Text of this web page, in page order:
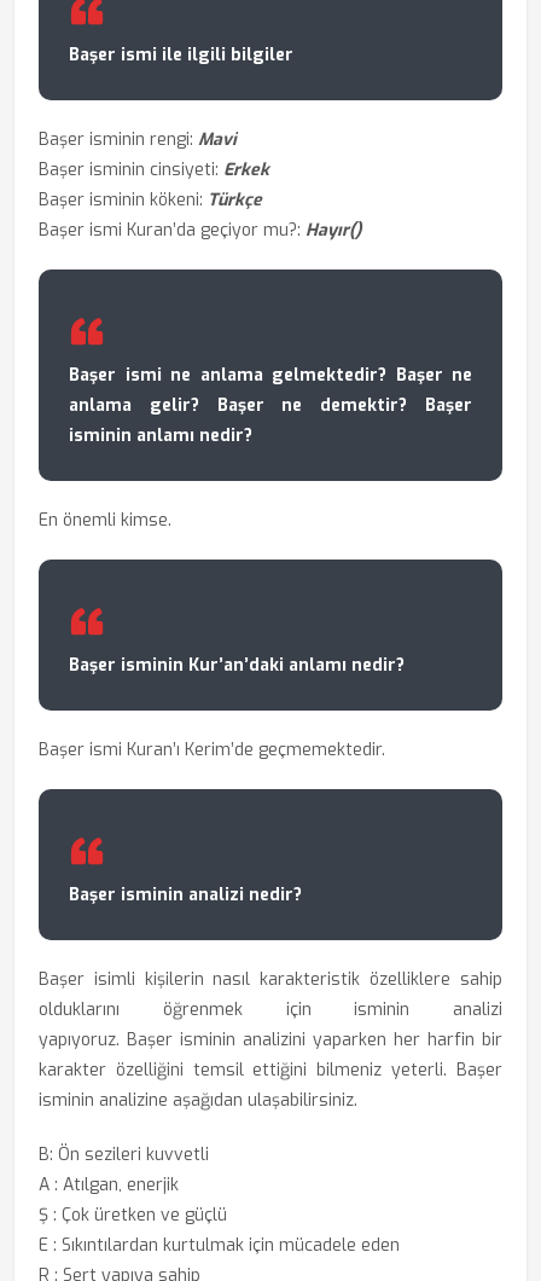
Başer ismi ile ilgili bilgiler
Başer isminin rengi: Mavi
Başer isminin cinsiyeti: Erkek
Başer isminin kökeni: Türkçe
Başer ismi Kuran’da geçiyor mu?: Hayır()
Başer ismi ne anlama gelmektedir? Başer ne
anlama gelir? Başer ne demektir? Başer
isminin anlamı nedir?
En önemli kimse.
Başer isminin Kur’an’daki anlamı nedir?
Başer ismi Kuran’ı Kerim’de geçmemektedir.
Başer isminin analizi nedir?
Başer isimli kişilerin nasıl karakteristik özelliklere sahip
olduklarını öğrenmek için
isminin analizi
yapıyoruz. Başer isminin analizini yaparken her harfin bir
karakter özelliğini temsil ettiğini bilmeniz yeterli. Başer
isminin analizine aşağıdan ulaşabilirsiniz.
B: Ön sezileri kuvvetli
A : Atılgan, enerjik
Ş : Çok üretken ve güçlü
E : Sıkıntılardan kurtulmak için mücadele eden
R : Sert yapıya sahip